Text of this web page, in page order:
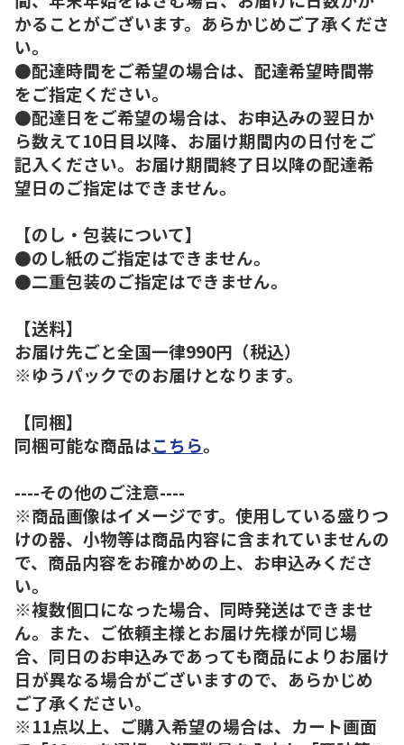
かることがございます。あらかじめご了承くださ
い。
●配達時間をご希望の場合は、配達希望時間帯
をご指定ください。
●配達日をご希望の場合は、お申込みの翌日か
ら数えて10日目以降、お届け期間内の日付をご
記入ください。お届け期間終了日以降の配達希
望日のご指定はできません。
【のし・包装について】
●のし紙のご指定はできません。
●二重包装のご指定はできません。
【送料】
お届け先ごと全国一律990円（税込）
※ゆうパックでのお届けとなります。
【同梱】
同梱可能な商品はこちら。
----その他のご注意----
※商品画像はイメージです。使用している盛りつ
けの器、小物等は商品内容に含まれていませんの
で、商品内容をお確かめの上、お申込みくださ
い。
※複数個口になった場合、同時発送はできませ
ん。また、ご依頼主様とお届け先様が同じ場
合、同日のお申込みであっても商品によりお届け
日が異なる場合がございますので、あらかじめ
ご了承ください。
※11点以上、ご購入希望の場合は、カート画面